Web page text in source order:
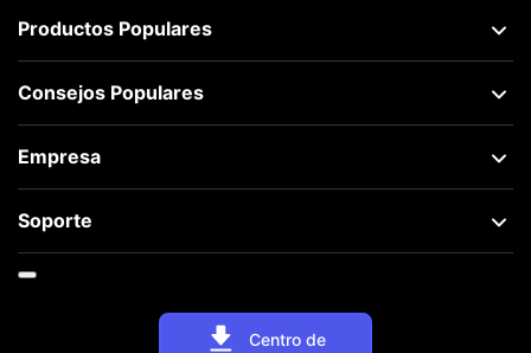
Centro de
Productos Populares
Consejos Populares
Empresa
Soporte